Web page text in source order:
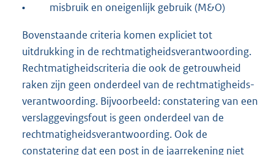
• misbruik en oneigenlijk gebruik (M&O)
Bovenstaande criteria komen expliciet tot
uitdrukking in de rechtmatigheidsverantwoording.
Rechtmatigheidscriteria die ook de getrouwheid
raken zijn geen onderdeel van de rechtmatigheids-
verantwoording. Bijvoorbeeld: constatering van een
verslaggevingsfout is geen onderdeel van de
rechtmatigheidsverantwoording. Ook de
constatering dat een post in de jaarrekening niet